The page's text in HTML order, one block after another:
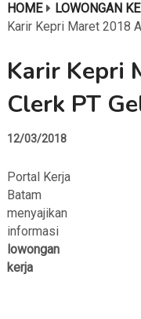
HOME LOWONGAN
Karir Kepri Maret 2018
Karir Kepri
Clerk PT
12/03/2018
Portal Kerja
Batam
menyajikan
informasi
lowongan
kerja